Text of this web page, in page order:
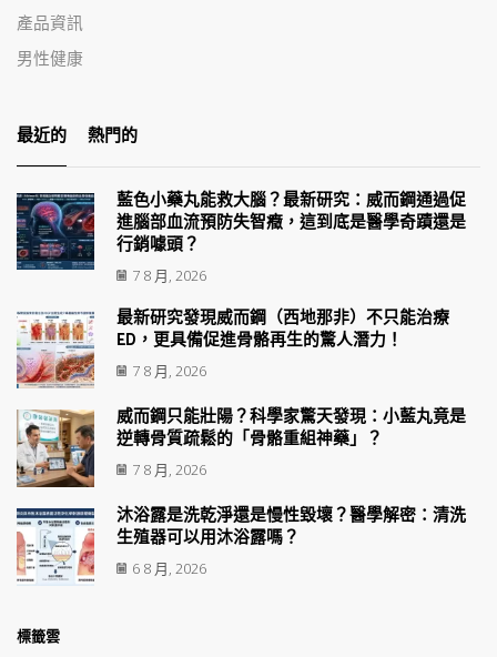
產品資訊
男性健康
最近的 熱門的
藍色小藥丸能救大腦？最新研究：威而鋼通過促
進腦部血流預防失智癥，這到底是醫學奇蹟還是
行銷噱頭？
7 8 月, 2026
最新研究發現威而鋼（西地那非）不只能治療
ED，更具備促進骨骼再生的驚人潛力！
7 8 月, 2026
威而鋼只能壯陽？科學家驚天發現：小藍丸竟是
逆轉骨質疏鬆的「骨骼重組神藥」？
7 8 月, 2026
沐浴露是洗乾淨還是慢性毀壞？醫學解密：清洗
生殖器可以用沐浴露嗎？
6 8 月, 2026
標籤雲